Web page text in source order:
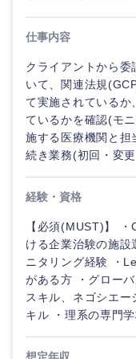
SCM
人事
マーケテ
ィング
営業
クリエイ
ティブ
コンサル
人事
マーケティング
営業
サービス
クリエイティブ
コンサルタント
専門職
技術職（IT）、
技術職（モノづ
電気・電子
素材・化学
食品・化粧
建設・不動産
倉庫・運輸・
関東地方
茨城県
群馬県
千葉県
神奈川県
フリーワード
こだわり
急募
外資系企業
転勤なし
仕事内容
クライアントから
いて、関連法規
て実施されている
ているかを確認(モ
施する医療機関と担
続き業務(初回・変
経験・資格
【必須(MUST)】
ける企業治験の施
ニタリング経験 ・
がある方 ・グロー
スキル、ネゴシエ
キル ・理系の専門